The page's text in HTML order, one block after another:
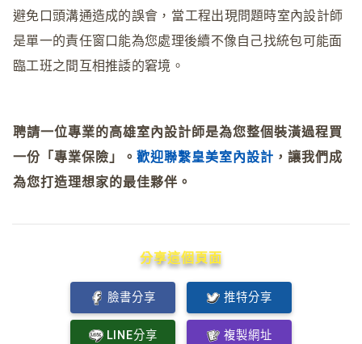
避免口頭溝通造成的誤會 ， 當工程出現問題時室內設計師
是單一的責任窗口能為您處理後續不像自己找統包可能面
臨工班之間互相推諉的窘境。
聘請一位專業的高雄室內設計師是為您整個裝潢過程買
一份「專業保險」。 歡迎聯繫皇美室內設計 ，讓我們成
為您打造理想家的最佳夥伴。
分享這個頁面
臉書分享 推特分享
LINE分享 複製網址